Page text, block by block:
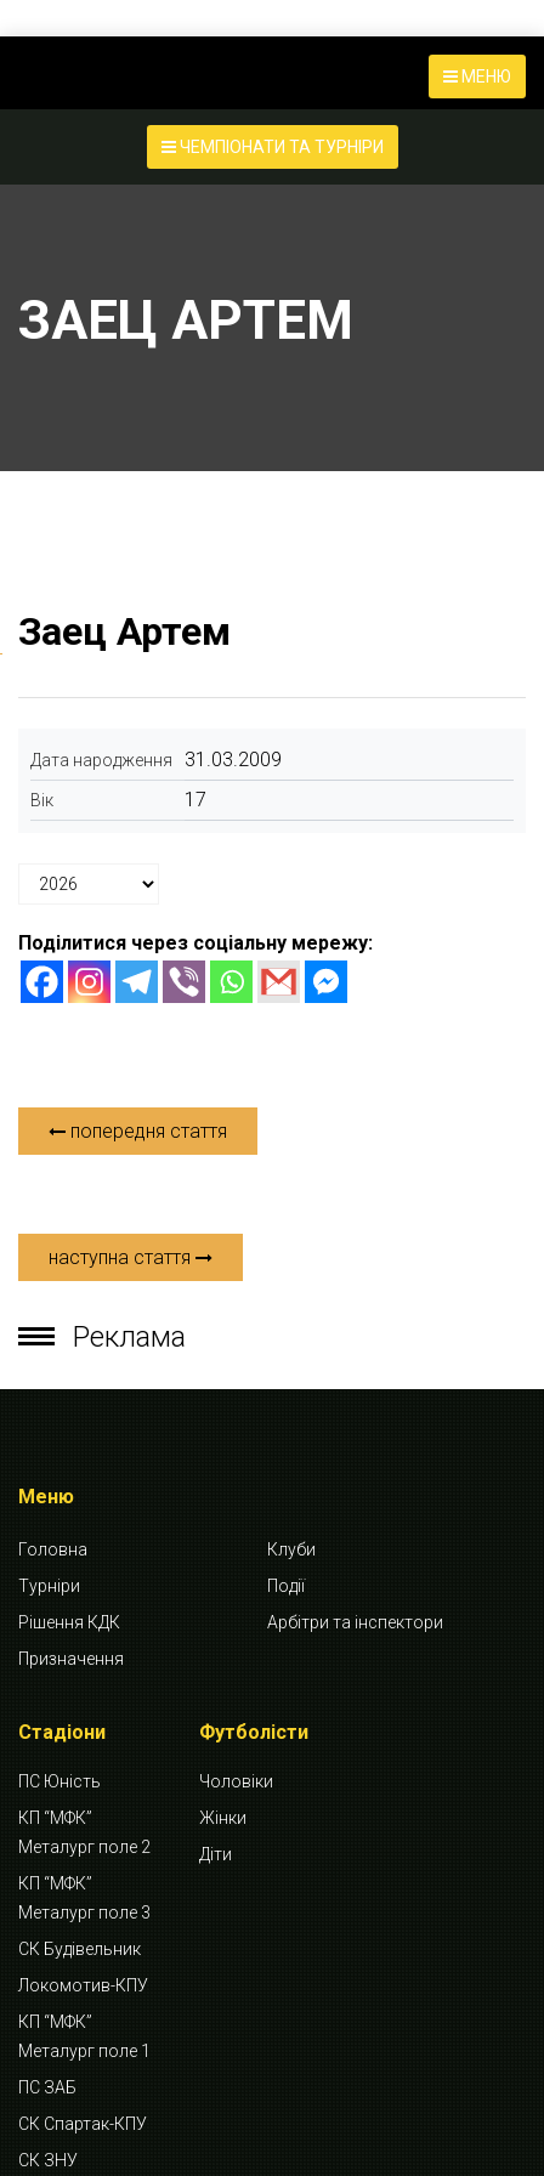
МЕНЮ
ЧЕМПІОНАТИ ТА ТУРНІРИ
ЗАЕЦ АРТЕМ
Заец Артем
Дата народження 31.03.2009
Вік 17
Поділитися через соціальну мережу:
попередня стаття
наступна стаття
Реклама
Меню
Головна
Клуби
Турніри
Події
Рішення КДК
Арбітри та інспектори
Призначення
Стадіони
ПС Юність
КП “МФК”
Металург поле 2
КП “МФК”
Металург поле 3
СК Будівельник
Локомотив-КПУ
КП “МФК”
Металург поле 1
ПС ЗАБ
СК Спартак-КПУ
СК ЗНУ
Футболісти
Чоловіки
Жінки
Діти